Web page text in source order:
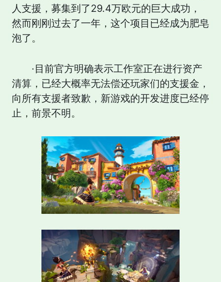
人支援，募集到了29.4万欧元的巨大成功，
然而刚刚过去了一年，这个项目已经成为肥皂
泡了。
·目前官方明确表示工作室正在进行资产
清算，已经大概率无法偿还玩家们的支援金，
向所有支援者致歉，新游戏的开发进度已经停
止，前景不明。